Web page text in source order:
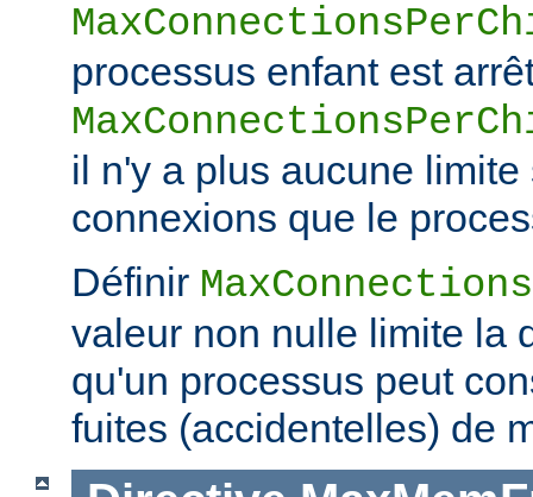
processus enfant est
il n'y a plus aucune
connexions que le
Définir
valeur non nulle limite la
qu'un processus peut
fuites (accidentelles) de